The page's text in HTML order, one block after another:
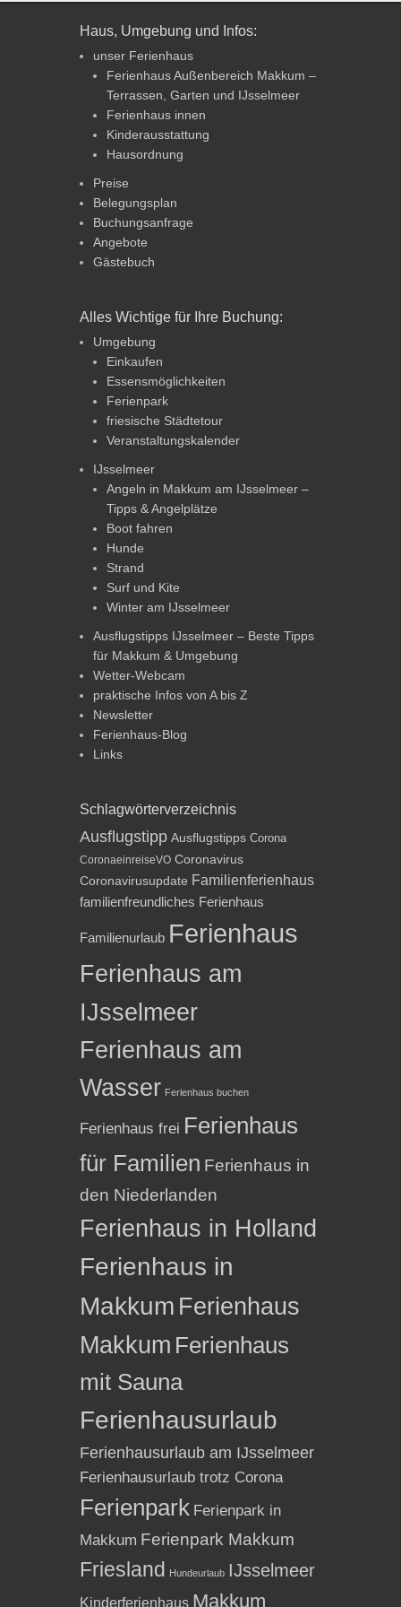
Haus, Umgebung und Infos:
unser Ferienhaus
Ferienhaus Außenbereich Makkum –
Terrassen, Garten und IJsselmeer
Ferienhaus innen
Kinderausstattung
Hausordnung
Preise
Belegungsplan
Buchungsanfrage
Angebote
Gästebuch
Alles Wichtige für Ihre Buchung:
Umgebung
Einkaufen
Essensmöglichkeiten
Ferienpark
friesische Städtetour
Veranstaltungskalender
IJsselmeer
Angeln in Makkum am IJsselmeer –
Tipps & Angelplätze
Boot fahren
Hunde
Strand
Surf und Kite
Winter am IJsselmeer
Ausflugstipps IJsselmeer – Beste Tipps
für Makkum & Umgebung
Wetter-Webcam
praktische Infos von A bis Z
Newsletter
Ferienhaus-Blog
Links
Schlagwörterverzeichnis
Ausflugstipp Ausflugstipps Corona
CoronaeinreiseVO Coronavirus
Coronavirusupdate Familienferienhaus
familienfreundliches Ferienhaus
Familienurlaub Ferienhaus
Ferienhaus am
IJsselmeer
Ferienhaus am
Wasser Ferienhaus buchen
Ferienhaus frei Ferienhaus
für Familien Ferienhaus in
den Niederlanden
Ferienhaus in Holland
Ferienhaus in
Makkum Ferienhaus
Makkum Ferienhaus
mit Sauna
Ferienhausurlaub
Ferienhausurlaub am IJsselmeer
Ferienhausurlaub trotz Corona
Ferienpark Ferienpark in
Makkum Ferienpark Makkum
Friesland Hundeurlaub IJsselmeer
Kinderferienhaus Makkum